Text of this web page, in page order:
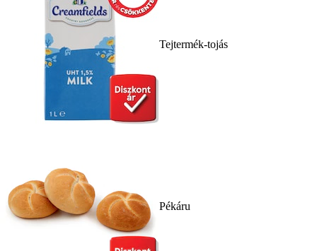
Tejtermék-tojás
Pékáru